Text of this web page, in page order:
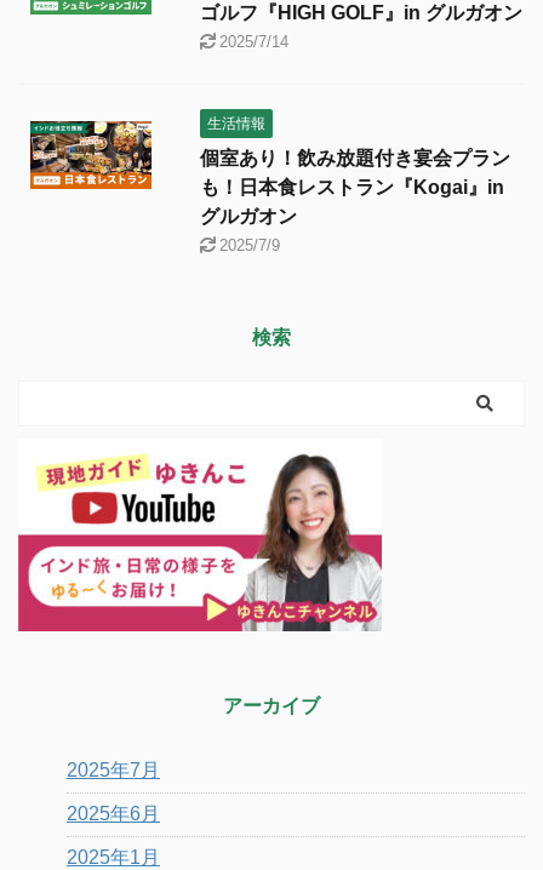
ゴルフ『HIGH GOLF』in グルガオン
2025/7/14
生活情報
個室あり！飲み放題付き宴会プラン
も！日本食レストラン『Kogai』in
グルガオン
2025/7/9
検索
アーカイブ
2025年7月
2025年6月
2025年1月